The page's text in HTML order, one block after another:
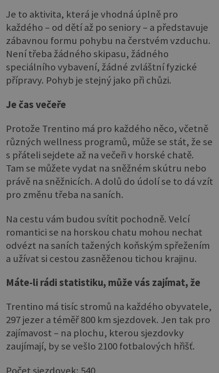
Je to aktivita, která je vhodná úplně pro
každého – od dětí až po seniory – a představuje
zábavnou formu pohybu na čerstvém vzduchu.
Není třeba žádného skipasu, žádného
speciálního vybavení, žádné zvláštní fyzické
přípravy. Pohyb je stejný jako při chůzi.
Je čas večeře
Protože Trentino má pro každého něco, včetně
různých wellness programů, může se stát, že se
s přáteli sejdete až na večeři v horské chatě.
Tam se můžete vydat na sněžném skútru nebo
právě na sněžnicích. A dolů do údolí se to dá vzít
pro změnu třeba na saních.
Na cestu vám budou svítit pochodně. Velcí
romantici se na horskou chatu mohou nechat
odvézt na saních tažených koňským spřežením
a užívat si cestou zasněženou tichou krajinu.
Máte-li rádi statistiku, může vás zajímat, že
Trentino má tisíc stromů na každého obyvatele,
297 jezer a téměř 800 km sjezdovek. Jen tak pro
zajímavost – na plochu, kterou sjezdovky
zaujímají, by se vešlo 2100 fotbalových hřišť.
Počet sjezdovek: 540